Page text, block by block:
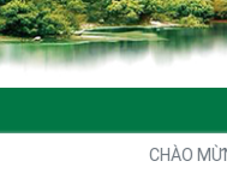
CHÀO MỪNG